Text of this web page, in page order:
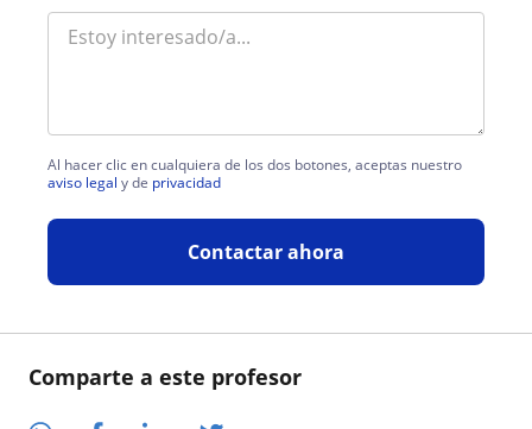
Comparte a este profesor
Al hacer clic en cualquiera de los dos botones, aceptas nuestro
aviso legal y de privacidad
Contactar ahora